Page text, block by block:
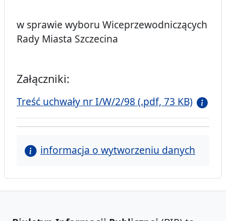
w sprawie wyboru Wiceprzewodniczących
Rady Miasta Szczecina
Załączniki:
Treść uchwały nr I/W/2/98 (.pdf, 73 KB)
informacja o wytworzeniu danych